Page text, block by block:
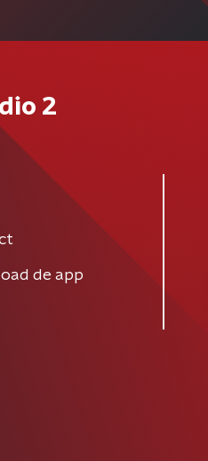
2
de app